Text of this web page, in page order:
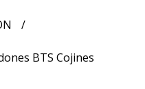
BTS Cojines